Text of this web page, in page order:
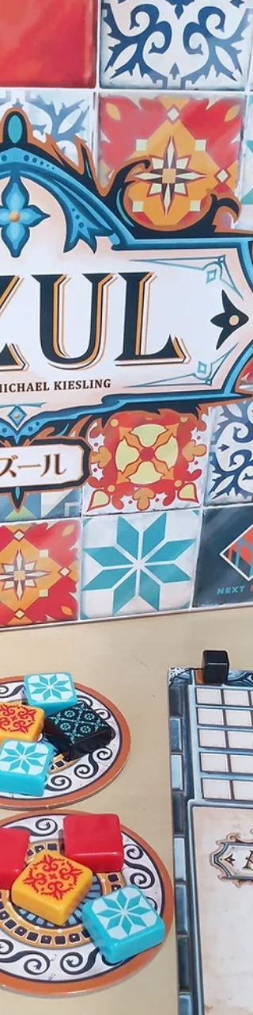
は新作の発売日も決定している焼肉謎の、現在出ている
「タン編」「カルビ編」のスタッフレビューを書いてい
うと思います！ネタバレはありませんので、よかったら
う時の参考にしてみてください 【タン編】 まずは第一
弾、11月29日、いい肉の日に発売された「タン編」から
私にとって「タン編」の最大の魅力は、セットの中に
まれている「意外なもの」を謎解きに使うことです！な
が「意外なもの」なのかは、解いてみてからのお楽しみ
す✨ それから、タンのアクリルキーホルダーは、逆さ
にしてみてみると、少しネコのように見えるのがチャー
ポイントだと思ってます。 【カルビ編】 次に第二弾、
「カルビ編」！ カルビ編は、カルビを食べる際に行う
順がそのまま謎を解く際の手順に採用されているのが魅
であり、驚きポイントです！こちらも、解いてからのお
しみです